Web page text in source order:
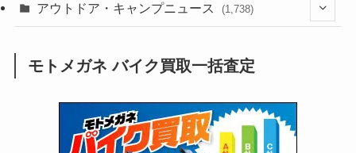
(60)
(31)
(51)
(34)
(38)
(24)
(16)
(25)
(249)
(64)
(16)
(62)
(2,473)
(249)
(1,226)
(12)
(131)
(167)
(66)
(16)
(141)
(1,142)
(166)
(23)
(415)
(137)
(74)
(2,744)
(126)
(170)
(211) (132)
(171)
(118)
(27)
アウトドア・キャンプニュース (1,738)
(1,605)
(147)
モトメガネ バイク買取一括査定